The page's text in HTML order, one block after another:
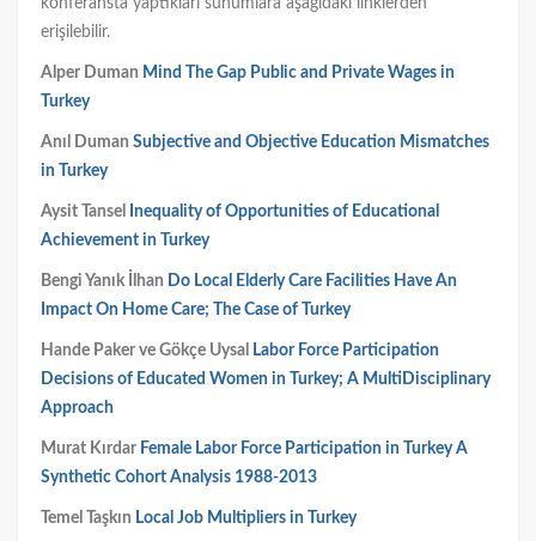
konferansta yaptıkları sunumlara aşağıdaki linklerden
erişilebilir.
Alper Duman Mind The Gap Public and Private Wages in
Turkey
Anıl Duman Subjective and Objective Education Mismatches
in Turkey
Aysit Tansel
Inequality of Opportunities of Educational
Achievement in Turkey
Bengi Yanık İlhan Do Local Elderly Care Facilities Have An
Impact On Home Care; The Case of Turkey
Hande Paker ve Gökçe Uysal
Labor Force Participation
Decisions of Educated Women in Turkey; A MultiDisciplinary
Approach
Murat Kırdar Female Labor Force Participation in Turkey A
Synthetic Cohort Analysis 1988-2013
Temel Taşkın Local Job Multipliers in Turkey